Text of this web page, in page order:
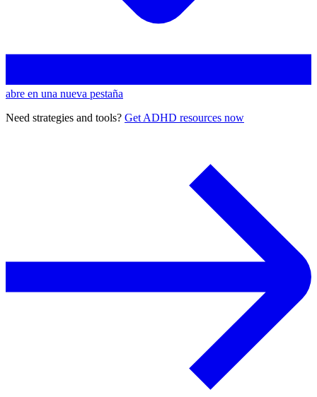
abre en una nueva pestaña
Need strategies and tools? Get ADHD resources now